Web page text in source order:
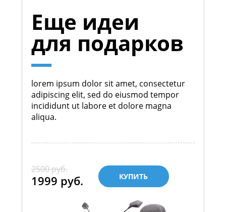
Еще идеи
для подарков
lorem ipsum dolor sit amet, consectetur
adipiscing elit, sed do eiusmod tempor
incididunt ut labore et dolore magna
aliqua.
2500 руб.
1999 руб. КУПИТЬ